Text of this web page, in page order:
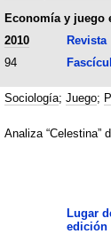
Economía y juego
2010 Revista
94
Sociología; Juego;
Analiza “Celestina”
Lugar
edición